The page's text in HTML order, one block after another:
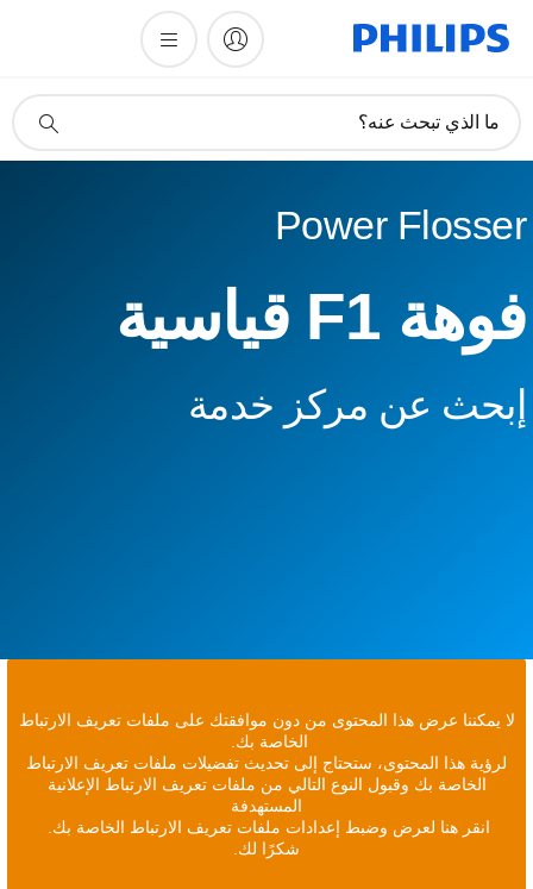
دعم
ما الذي تبحث عنه؟
Power Flosser
فوهة F1 قياسية
إبحث عن مركز خدمة
لا يمكننا عرض هذا المحتوى من دون موافقتك على ملفات تعريف الارتباط
الخاصة بك.
لرؤية هذا المحتوى، ستحتاج إلى تحديث تفضيلات ملفات تعريف الارتباط
الخاصة بك وقبول النوع التالي من ملفات تعريف الارتباط الإعلانية
المستهدفة
انقر هنا لعرض وضبط إعدادات ملفات تعريف الارتباط الخاصة بك.
شكرًا لك.